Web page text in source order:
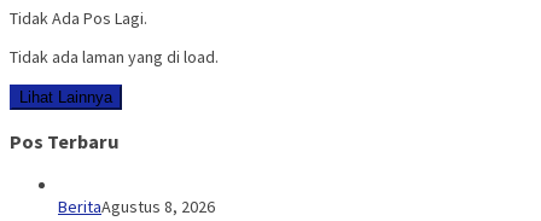
Tidak Ada Pos Lagi.
Tidak ada laman yang di load.
Lihat Lainnya
Pos Terbaru
BeritaAgustus 8, 2026